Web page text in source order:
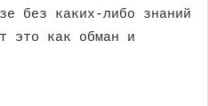
без каких-либо знаний
это как обман и